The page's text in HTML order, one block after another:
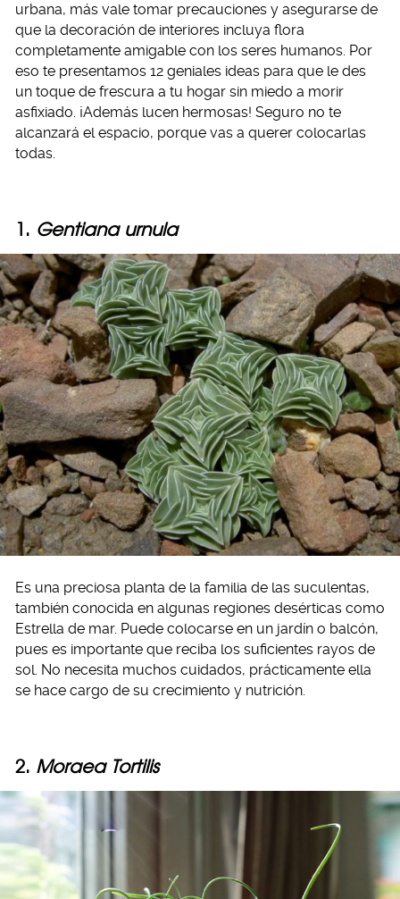
urbana, más vale tomar precauciones y asegurarse de
que la decoración de interiores incluya flora
completamente amigable con los seres humanos. Por
eso te presentamos 12 geniales ideas para que le des
un toque de frescura a tu hogar sin miedo a morir
asfixiado. ¡Además lucen hermosas! Seguro no te
alcanzará el espacio, porque vas a querer colocarlas
todas.
1. Gentiana urnula
Es una preciosa planta de la familia de las suculentas,
también conocida en algunas regiones desérticas como
Estrella de mar. Puede colocarse en un jardín o balcón,
pues es importante que reciba los suficientes rayos de
sol. No necesita muchos cuidados, prácticamente ella
se hace cargo de su crecimiento y nutrición.
2. Moraea Tortilis